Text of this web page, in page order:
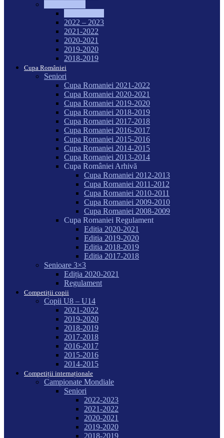
2022 – 2023
2021-2022
2020-2021
2019-2020
2018-2019
Cupa României
Seniori
Cupa Romaniei 2021-2022
Cupa Romaniei 2020-2021
Cupa Romaniei 2019-2020
Cupa Romaniei 2018-2019
Cupa Romaniei 2017-2018
Cupa Romaniei 2016-2017
Cupa Romaniei 2015-2016
Cupa Romaniei 2014-2015
Cupa Romaniei 2013-2014
Cupa României Arhivă
Cupa Romaniei 2012-2013
Cupa Romaniei 2011-2012
Cupa Romaniei 2010-2011
Cupa Romaniei 2009-2010
Cupa Romaniei 2008-2009
Cupa Romaniei Regulament
Editia 2020-2021
Editia 2019-2020
Editia 2018-2019
Editia 2017-2018
Senioare 3×3
Ediția 2020-2021
Regulament
Competiții copii
Copii U8 – U14
2021-2022
2019-2020
2018-2019
2017-2018
2016-2017
2015-2016
2014-2015
Competiții internaționale
Campionate Mondiale
Seniori
2022-2023
2021-2022
2020-2021
2019-2020
2018-2019